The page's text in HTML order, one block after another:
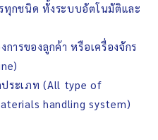
ทุกชนิด ทั้งระบบอัตโนมัติและ
การของลูกค้า หรือเครื่องจักร
ประเภท (All type of
handling system)